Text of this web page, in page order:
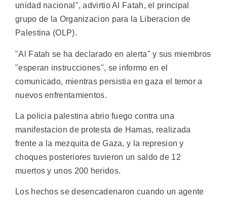
unidad nacional", advirtio Al Fatah, el principal
grupo de la Organizacion para la Liberacion de
Palestina (OLP).
"Al Fatah se ha declarado en alerta" y sus miembros
"esperan instrucciones", se informo en el
comunicado, mientras persistia en gaza el temor a
nuevos enfrentamientos.
La policia palestina abrio fuego contra una
manifestacion de protesta de Hamas, realizada
frente a la mezquita de Gaza, y la represion y
choques posteriores tuvieron un saldo de 12
muertos y unos 200 heridos.
Los hechos se desencadenaron cuando un agente